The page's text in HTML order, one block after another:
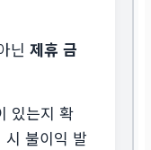
닌제휴 금
있는지 확
시 불이익 발